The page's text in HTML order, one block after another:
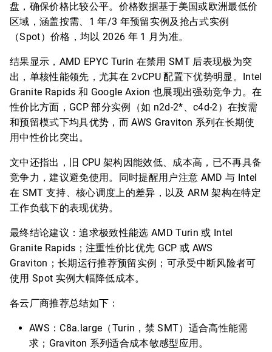
盘，确保价格比较公平。价格数据基于美国或欧洲最低价
区域，涵盖按需、1 年/3 年预留实例及抢占式实例
（Spot）价格，均以 2026 年 1 月为准。
结果显示，AMD EPYC Turin 在禁用 SMT 后表现极为突
出，单核性能领先，尤其在 2vCPU 配置下优势明显。Intel
Granite Rapids 和 Google Axion 也展现出强劲竞争力。在
性价比方面，GCP 部分实例（如 n2d-2*、c4d-2）在按需
和预留模式下均具优势，而 AWS Graviton 系列在长期使
用中性价比突出。
文中还指出，旧 CPU 架构因能效低、成本高，已不再具备
竞争力，建议避免使用。同时提醒用户注意 AMD 与 Intel
在 SMT 支持、核心调度上的差异，以及 ARM 架构在特定
工作负载下的表现优势。
最终结论建议：追求极致性能选 AMD Turin 或 Intel
Granite Rapids；注重性价比优先 GCP 或 AWS
Graviton；长期运行推荐预留实例；可承受中断风险者可
使用 Spot 实例大幅降低成本。
各云厂商推荐总结如下：
AWS：C8a.large（Turin，禁 SMT）适合高性能需
求；Graviton 系列适合成本敏感型应用。